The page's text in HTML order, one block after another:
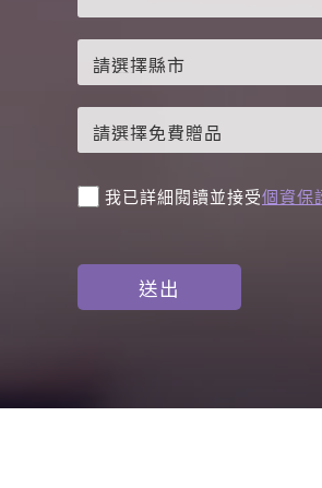
我已詳細閱讀並接受個資保